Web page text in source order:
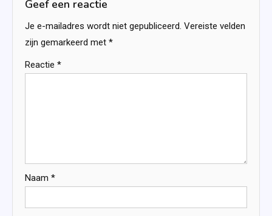
Geef een reactie
Je e-mailadres wordt niet gepubliceerd. Vereiste velden
zijn gemarkeerd met *
Reactie *
Naam *